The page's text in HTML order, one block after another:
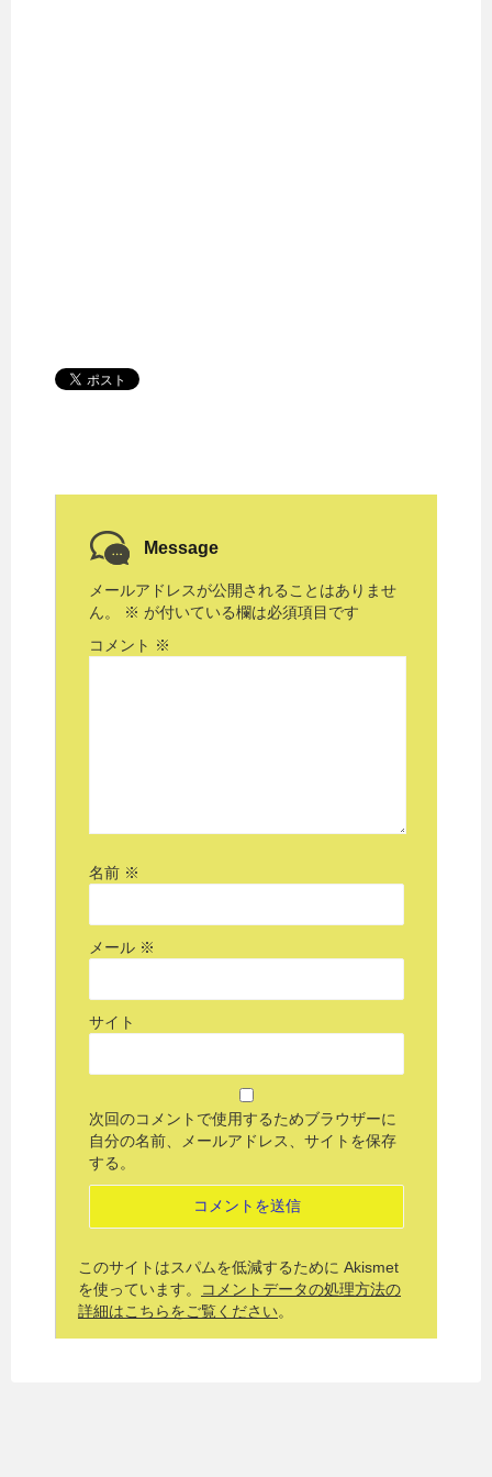
Message
メールアドレスが公開されることはありませ
ん。
※ が付いている欄は必須項目です
コメント ※
名前 ※
メール ※
サイト
次回のコメントで使用するためブラウザーに
自分の名前、メールアドレス、サイトを保存
する。
このサイトはスパムを低減するために Akismet
を使っています。
コメントデータの処理方法の
詳細はこちらをご覧ください。